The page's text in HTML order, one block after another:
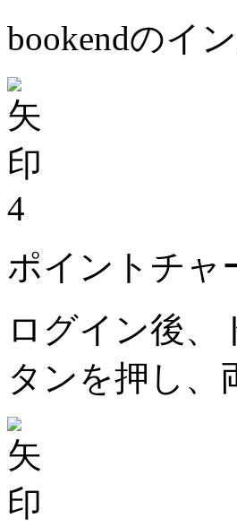
bookendのイ
4
ポイントチャ
ログイン後、
タンを押し、